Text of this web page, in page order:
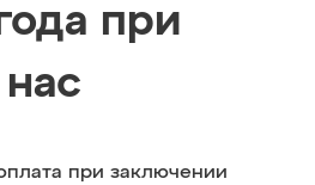
при
при заключении